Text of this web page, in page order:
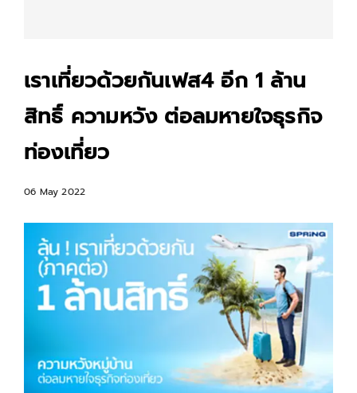
เราเที่ยวด้วยกันเฟส4 อีก 1 ล้าน
สิทธิ์ ความหวัง ต่อลมหายใจธุรกิจ
ท่องเที่ยว
06 May 2022